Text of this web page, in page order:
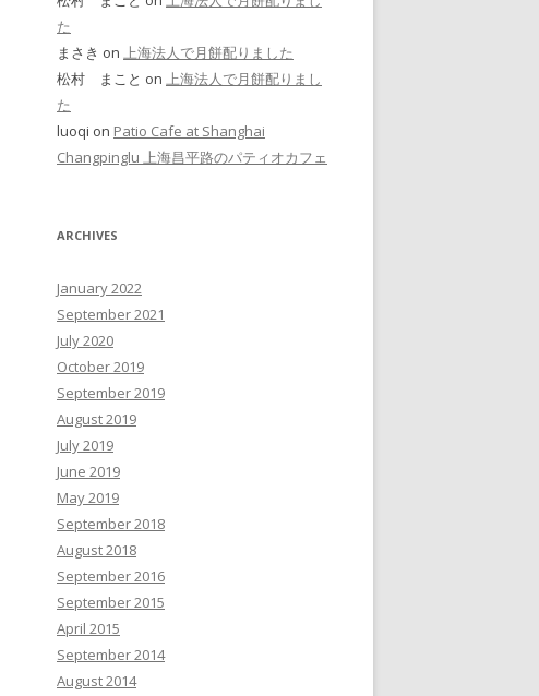
た
まさき on 上海法人で月餅配りました
松村 まこと on 上海法人で月餅配りまし
た
luoqi on Patio Cafe at Shanghai
Changpinglu 上海昌平路のパティオカフェ
ARCHIVES
January 2022
September 2021
July 2020
October 2019
September 2019
August 2019
July 2019
June 2019
May 2019
September 2018
August 2018
September 2016
September 2015
April 2015
September 2014
August 2014